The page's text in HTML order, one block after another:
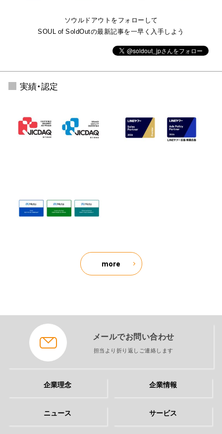
ソウルドアウトをフォローして
SOUL of SoldOutの最新記事を一早く入手しよう
実績・認定
more
メールでお問い合わせ
担当より折り返しご連絡します
企業理念 企業情報
ニュース サービス